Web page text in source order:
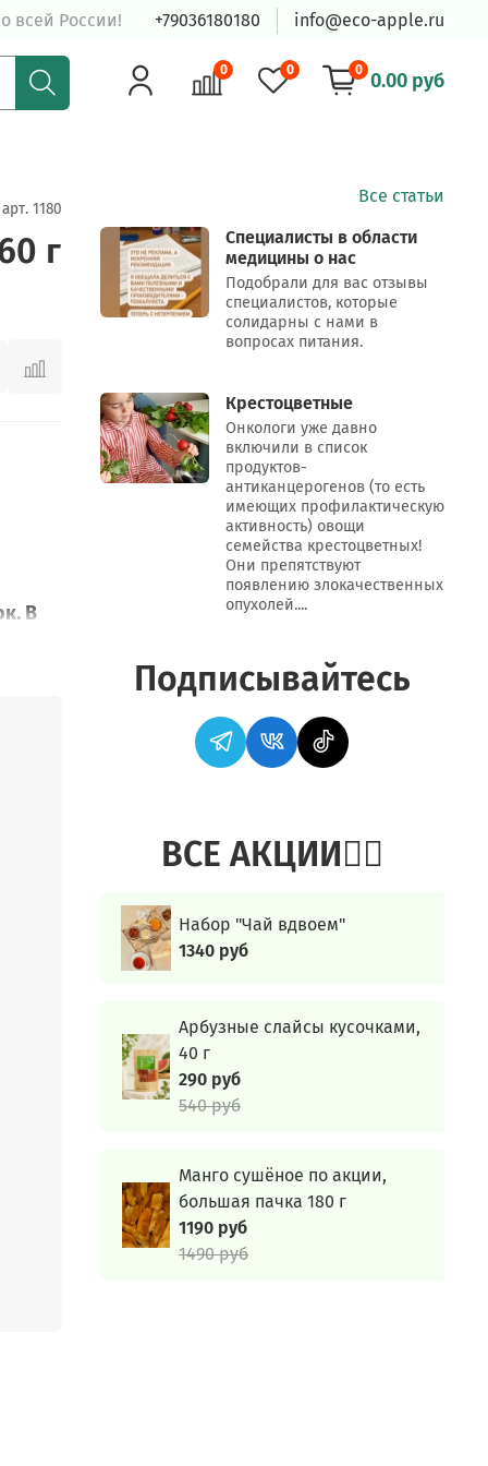
всей России! +79036180180 info@eco-apple.ru
0 0 0 0.00 руб
арт. 1180
г
В
кто
Все статьи
Специалисты в области
медицины о нас
Подобрали для вас отзывы
специалистов, которые
солидарны с нами в
вопросах питания.
Крестоцветные
Онкологи уже давно
включили в список
продуктов-
антиканцерогенов (то есть
имеющих профилактическую
активность) овощи
семейства крестоцветных!
Они препятствуют
появлению злокачественных
опухолей....
Подписывайтесь
ВСЕ АКЦИИ👍🏻
Набор "Чай вдвоем"
1340 руб
Арбузные слайсы кусочками,
40 г
290 руб
540 руб
Манго сушёное по акции,
большая пачка 180 г
1190 руб
1490 руб